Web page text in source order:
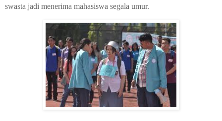
swasta jadi menerima mahasiswa segala umur.